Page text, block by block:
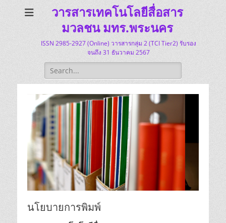
วารสารเทคโนโลยีสื่อสาร
มวลชน มทร.พระนคร
ISSN 2985-2927 (Online) วารสารกลุ่ม 2 (TCI Tier2) รับรอง
จนถึง 31 ธันวาคม 2567
Search
for:
นโยบายการพิมพ์